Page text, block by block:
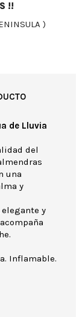
!!
)
de Lluvia
del
una
y
y
Inflamable.